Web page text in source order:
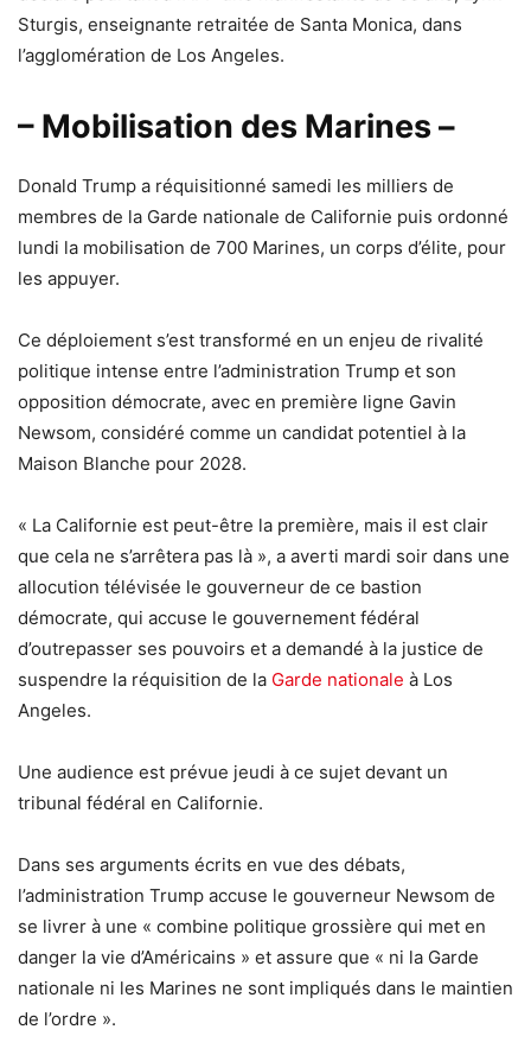
Sturgis, enseignante retraitée de Santa Monica, dans
l’agglomération de Los Angeles.
– Mobilisation des Marines –
Donald Trump a réquisitionné samedi les milliers de
membres de la Garde nationale de Californie puis ordonné
lundi la mobilisation de 700 Marines, un corps d’élite, pour
les appuyer.
Ce déploiement s’est transformé en un enjeu de rivalité
politique intense entre l’administration Trump et son
opposition démocrate, avec en première ligne Gavin
Newsom, considéré comme un candidat potentiel à la
Maison Blanche pour 2028.
« La Californie est peut-être la première, mais il est clair
que cela ne s’arrêtera pas là », a averti mardi soir dans une
allocution télévisée le gouverneur de ce bastion
démocrate, qui accuse le gouvernement fédéral
d’outrepasser ses pouvoirs et a demandé à la justice de
suspendre la réquisition de la Garde nationale à Los
Angeles.
Une audience est prévue jeudi à ce sujet devant un
tribunal fédéral en Californie.
Dans ses arguments écrits en vue des débats,
l’administration Trump accuse le gouverneur Newsom de
se livrer à une « combine politique grossière qui met en
danger la vie d’Américains » et assure que « ni la Garde
nationale ni les Marines ne sont impliqués dans le maintien
de l’ordre ».